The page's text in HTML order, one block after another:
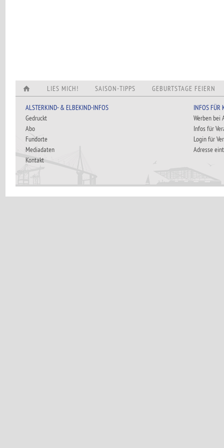
LIES MICH! SAISON-TIPPS GEBURTSTAGE FEIERN
ALSTERKIND- & ELBEKIND-INFOS
Gedruckt
Abo
Fundorte
Mediadaten
Kontakt
INFOS FÜR
Werben bei
Infos für
Login für
Adresse